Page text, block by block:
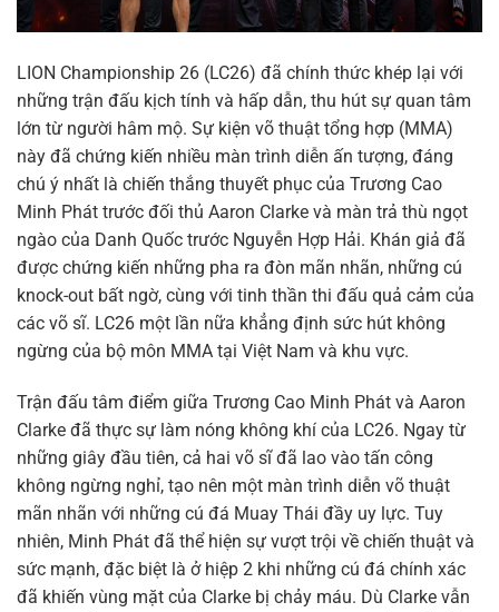
LION Championship 26 (LC26) đã chính thức khép lại với
những trận đấu kịch tính và hấp dẫn, thu hút sự quan tâm
lớn từ người hâm mộ. Sự kiện võ thuật tổng hợp (MMA)
này đã chứng kiến nhiều màn trình diễn ấn tượng, đáng
chú ý nhất là chiến thắng thuyết phục của Trương Cao
Minh Phát trước đối thủ Aaron Clarke và màn trả thù ngọt
ngào của Danh Quốc trước Nguyễn Hợp Hải. Khán giả đã
được chứng kiến những pha ra đòn mãn nhãn, những cú
knock-out bất ngờ, cùng với tinh thần thi đấu quả cảm của
các võ sĩ. LC26 một lần nữa khẳng định sức hút không
ngừng của bộ môn MMA tại Việt Nam và khu vực.
Trận đấu tâm điểm giữa Trương Cao Minh Phát và Aaron
Clarke đã thực sự làm nóng không khí của LC26. Ngay từ
những giây đầu tiên, cả hai võ sĩ đã lao vào tấn công
không ngừng nghỉ, tạo nên một màn trình diễn võ thuật
mãn nhãn với những cú đá Muay Thái đầy uy lực. Tuy
nhiên, Minh Phát đã thể hiện sự vượt trội về chiến thuật và
sức mạnh, đặc biệt là ở hiệp 2 khi những cú đá chính xác
đã khiến vùng mặt của Clarke bị chảy máu. Dù Clarke vẫn